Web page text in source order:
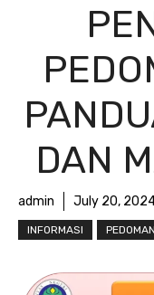
DAN
admin July 20,
INFORMASI